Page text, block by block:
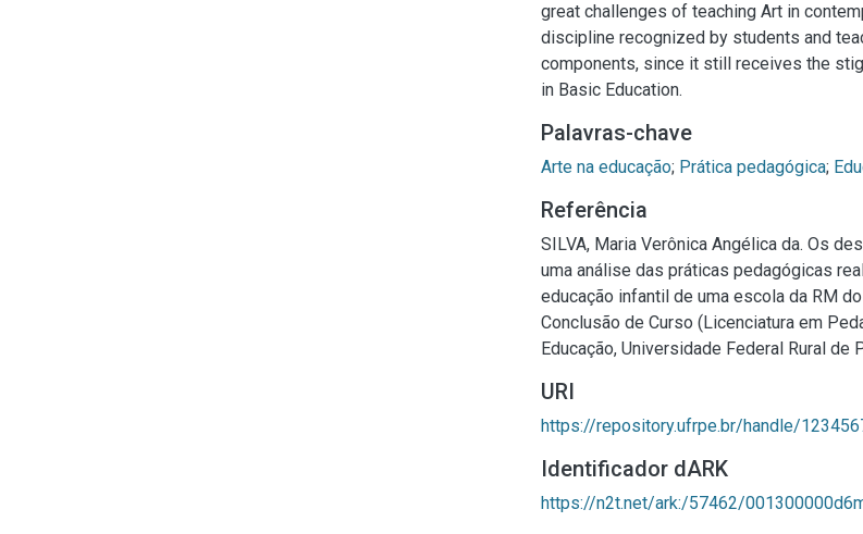
great challenges of teaching Art in
discipline recognized by students and
components, since it still receives the
in Basic Education.
Palavras-chave
Arte na educação; Prática pedagógica;
Referência
SILVA, Maria Verônica Angélica da. Os
uma análise das práticas pedagógicas
educação infantil de uma escola da RM
Conclusão de Curso (Licenciatura em
Educação, Universidade Federal Rural de
URI
https://repository.ufrpe.br/handle/
Identificador dARK
https://n2t.net/ark:/57462/